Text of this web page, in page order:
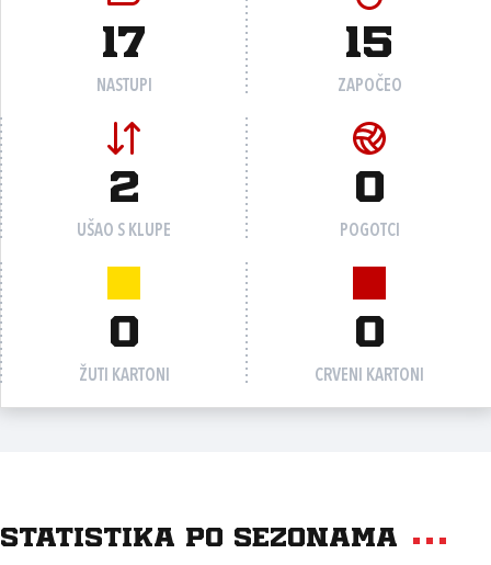
17
NASTUPI
15
ZAPOČEO
2
UŠAO S KLUPE
0
POGOTCI
0
ŽUTI KARTONI
0
CRVENI KARTONI
Statistika po sezonama